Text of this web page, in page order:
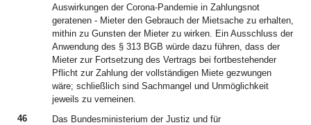
Auswirkungen der Corona-Pandemie in Zahlungsnot
geratenen - Mieter den Gebrauch der Mietsache zu erhalten,
mithin zu Gunsten der Mieter zu wirken. Ein Ausschluss der
Anwendung des § 313 BGB würde dazu führen, dass der
Mieter zur Fortsetzung des Vertrags bei fortbestehender
Pflicht zur Zahlung der vollständigen Miete gezwungen
wäre; schließlich sind Sachmangel und Unmöglichkeit
jeweils zu verneinen.
46
Das Bundesministerium der Justiz und für